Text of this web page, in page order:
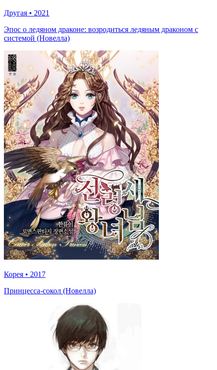
Другая • 2021
Эпос о ледяном драконе: возродиться ледяным драконом с
системой (Новелла)
Корея • 2017
Принцесса-сокол (Новелла)